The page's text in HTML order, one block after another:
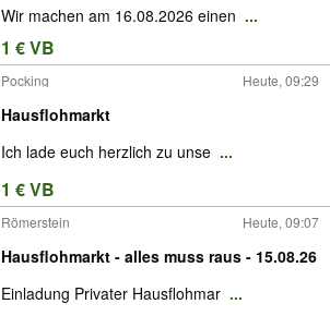
Wir machen am 16.08.2026 einen ...
1 € VB
Pocking Heute, 09:29
Hausflohmarkt
Ich lade euch herzlich zu unse ...
1 € VB
Römerstein Heute, 09:07
Hausflohmarkt - alles muss raus - 15.08.26
Einladung Privater Hausflohmar ...